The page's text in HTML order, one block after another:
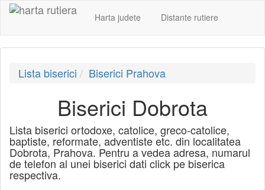
Harta judete Distante rutiere
Lista biserici Biserici Prahova
Biserici Dobrota
Lista biserici ortodoxe, catolice, greco-catolice,
baptiste, reformate, adventiste etc. din localitatea
Dobrota, Prahova. Pentru a vedea adresa, numarul
de telefon al unei biserici dati click pe biserica
respectiva.